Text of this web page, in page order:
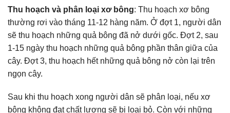
Thu hoạch và phân loại xơ bông: Thu hoạch xơ bông
thường rơi vào tháng 11-12 hàng năm. Ở đợt 1, người dân
sẽ thu hoạch những quả bông đã nở dưới gốc. Đợt 2, sau
1-15 ngày thu hoạch những quả bông phần thân giữa của
cây. Đợt 3, thu hoạch hết những quả bông nở còn lại trên
ngọn cây.
Sau khi thu hoạch xong người dân sẽ phân loại, nếu xơ
bông không đạt chất lượng sẽ bị loại bỏ. Còn với những